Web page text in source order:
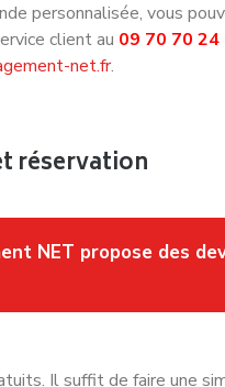
personnalisée, vous
client au 09 70 70 24
net.fr.
réservation
NET propose des
Il suffit de faire une